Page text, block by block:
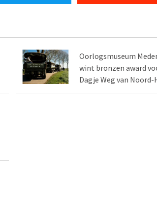
Oorlogsmuseum
wint bronzen award
Dagje Weg van